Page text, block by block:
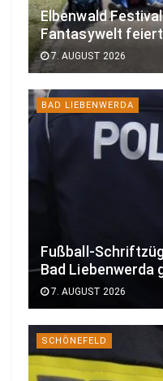
Elbenwald
Fantasywelt
7. AUGUST 2026
BAD LIEBENWERDA
Fußball-
Bad Liebenwerda
7. AUGUST 2026
SCHÖNEFELD